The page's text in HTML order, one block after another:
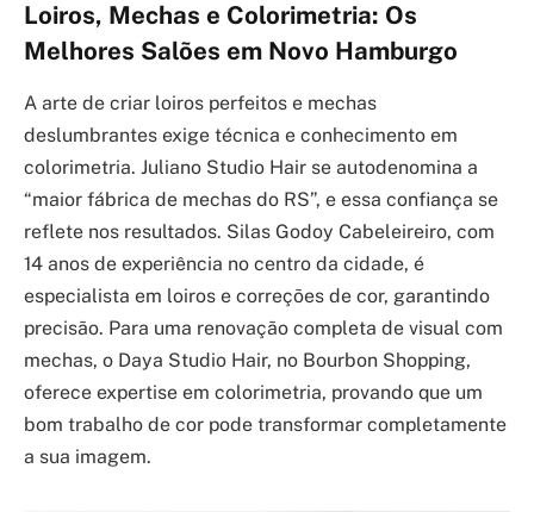
Loiros, Mechas e Colorimetria: Os
Melhores Salões em Novo Hamburgo
A arte de criar loiros perfeitos e mechas
deslumbrantes exige técnica e conhecimento em
colorimetria. Juliano Studio Hair se autodenomina a
“maior fábrica de mechas do RS”, e essa confiança se
reflete nos resultados. Silas Godoy Cabeleireiro, com
14 anos de experiência no centro da cidade, é
especialista em loiros e correções de cor, garantindo
precisão. Para uma renovação completa de visual com
mechas, o Daya Studio Hair, no Bourbon Shopping,
oferece expertise em colorimetria, provando que um
bom trabalho de cor pode transformar completamente
a sua imagem.